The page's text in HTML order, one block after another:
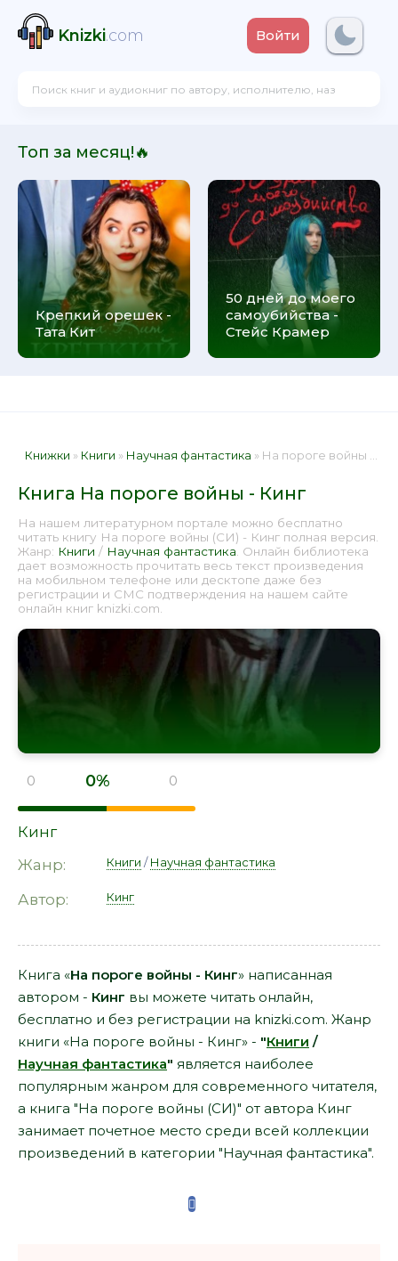
Knizki.com Войти
Топ за месяц!🔥
Крепкий орешек -
Тата Кит
50 дней до моего
самоубийства -
Стейс Крамер
Книжки » Книги » Научная фантастика » На пороге войны - Кинг 📕 - Книга онлайн бесплатно
Книга На пороге войны - Кинг
На нашем литературном портале можно бесплатно
читать книгу На пороге войны (СИ) - Кинг полная версия.
Жанр: Книги / Научная фантастика . Онлайн библиотека
дает возможность прочитать весь текст произведения
на мобильном телефоне или десктопе даже без
регистрации и СМС подтверждения на нашем сайте
онлайн книг knizki.com.
0 0% 0
Кинг
Жанр:
Книги /Научная фантастика
Автор: Кинг
Книга «На пороге войны - Кинг» написанная
автором - Кинг вы можете читать онлайн,
бесплатно и без регистрации на knizki.com. Жанр
книги «На пороге войны - Кинг» - "Книги /
Научная фантастика" является наиболее
популярным жанром для современного читателя,
а книга "На пороге войны (СИ)" от автора Кинг
занимает почетное место среди всей коллекции
произведений в категории "Научная фантастика".